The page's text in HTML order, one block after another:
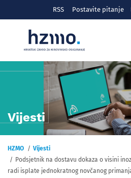
RSS Postavite pitanje
Vijesti
HZMO
Vijesti
Podsjetnik na dostavu dokaza o visini
radi isplate jednokratnog novčanog